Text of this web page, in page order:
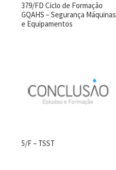
379/FD Ciclo de Formação
GQAHS – Segurança Máquinas
e Equipamentos
5/F – TSST